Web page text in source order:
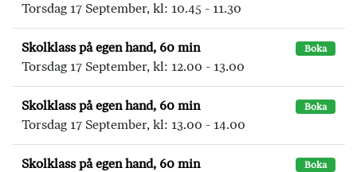
Torsdag 17 September, kl: 10.45 - 11.30
Skolklass på egen hand, 60 min Boka
Torsdag 17 September, kl: 12.00 - 13.00
Skolklass på egen hand, 60 min Boka
Torsdag 17 September, kl: 13.00 - 14.00
Skolklass på egen hand, 60 min Boka